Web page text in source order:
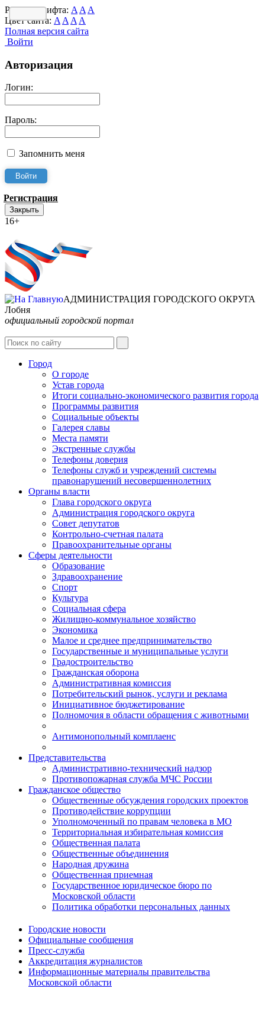
Размер шрифта: A A A
Цвет сайта: A A A A
Полная версия сайта
Войти
Авторизация
Логин:
Пароль:
Запомнить меня
Регистрация
Закрыть
16+
АДМИНИСТРАЦИЯ ГОРОДСКОГО ОКРУГА
Лобня
официальный городской портал
Город
О городе
Устав города
Итоги социально-экономического развития города
Программы развития
Социальные объекты
Галерея славы
Места памяти
Экстренные службы
Телефоны доверия
Телефоны служб и учреждений системы
правонарушений несовершеннолетних
Органы власти
Глава городского округа
Администрация городcкого округа
Совет депутатов
Контрольно-счетная палата
Правоохранительные органы
Сферы деятельности
Образование
Здравоохранение
Спорт
Культура
Социальная сфера
Жилищно-коммунальное хозяйство
Экономика
Малое и среднее предпринимательство
Государственные и муниципальные услуги
Градостроительство
Гражданская оборона
Административная комиссия
Потребительский рынок, услуги и реклама
Инициативное бюджетирование
Полномочия в области обращения с животными
Антимонопольный комплаенс
Представительства
Административно-технический надзор
Противопожарная служба МЧС России
Гражданское общество
Общественные обсуждения городских проектов
Противодействие коррупции
Уполномоченный по правам человека в МО
Территориальная избирательная комиссия
Общественная палата
Общественные объединения
Народная дружина
Общественная приемная
Государственное юридическое бюро по
Московской области
Политика обработки персональных данных
Городские новости
Официальные сообщения
Пресс-служба
Аккредитация журналистов
Информационные материалы правительства
Московской области